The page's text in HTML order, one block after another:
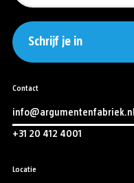
Schrijf je in
Contact
info@argumentenfabriek.nl
+31 20 412 4001
Locatie